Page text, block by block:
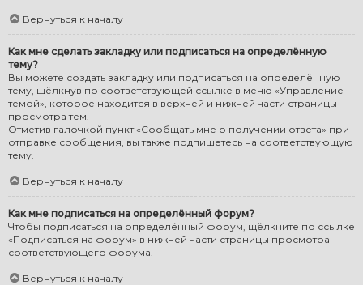
Вернуться к началу
Как мне сделать закладку или подписаться на определённую
тему?
Вы можете создать закладку или подписаться на определённую
тему, щёлкнув по соответствующей ссылке в меню «Управление
темой», которое находится в верхней и нижней части страницы
просмотра тем.
Отметив галочкой пункт «Сообщать мне о получении ответа» при
отправке сообщения, вы также подпишетесь на соответствующую
тему.
Вернуться к началу
Как мне подписаться на определённый форум?
Чтобы подписаться на определённый форум, щёлкните по ссылке
«Подписаться на форум» в нижней части страницы просмотра
соответствующего форума.
Вернуться к началу